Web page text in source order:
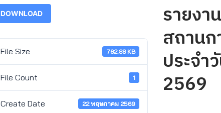
DOWNLOAD
File Size 762.88 KB
File Count 1
Create Date 22 พฤษภาคม 2569
รายง
สถาน
ประจ
2569